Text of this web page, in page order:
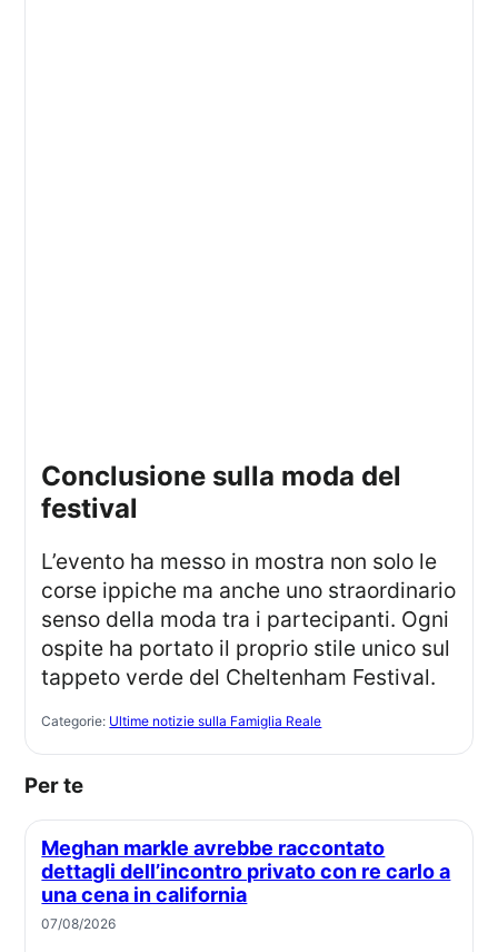
conclusione sulla moda del
festival
L’evento ha messo in mostra non solo le
corse ippiche ma anche uno straordinario
senso della moda tra i partecipanti. Ogni
ospite ha portato il proprio stile unico sul
tappeto verde del Cheltenham Festival.
Categorie: Ultime notizie sulla Famiglia Reale
Per te
Meghan markle avrebbe raccontato
dettagli dell’incontro privato con re carlo a
una cena in california
07/08/2026